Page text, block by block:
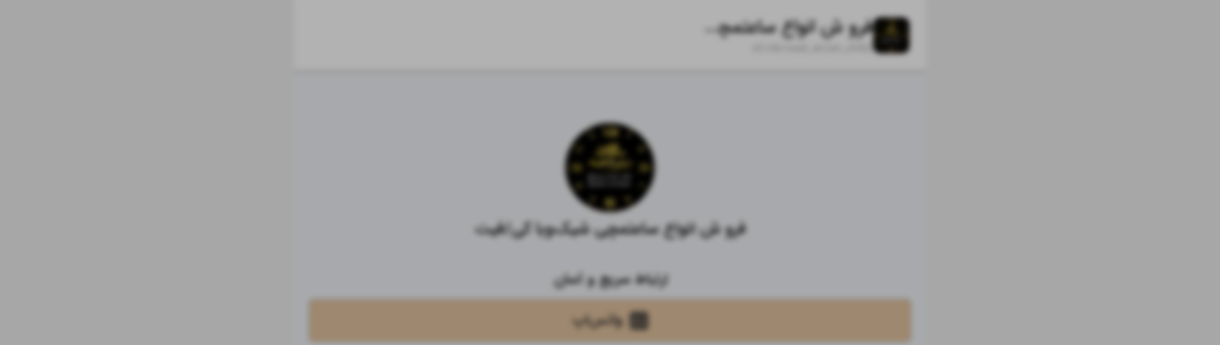
فرو ش انواع ساعتمچی شیک‌و‌با کی/فیت
saat_arzan_shik2
فرو ش انواع ساعتمچی شیک‌و‌با کی/فیت
ارتباط سریع و آسان
واتس‌اپ